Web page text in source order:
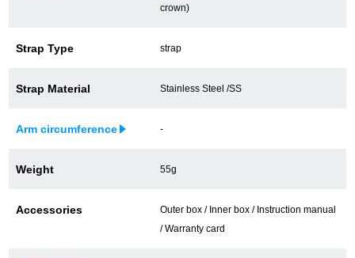
買取・下取りをご希望の方
買取・下取りはこちら
買取専門サロン
買取ご成約者様限定5万円クーポン
修理・メンテナンスをご希望の方
crown)
Strap Type strap
Strap Material Stainless Steel /SS
Arm circumference -
Weight 55g
Accessories
Outer box / Inner box / Instruction manual
/ Warranty card